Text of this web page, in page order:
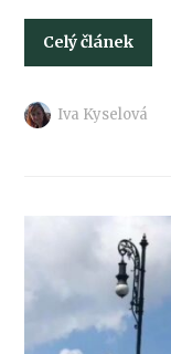
Celý článek
Iva Kyselová